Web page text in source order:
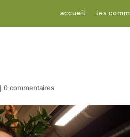
accueil les
|0 commentaires